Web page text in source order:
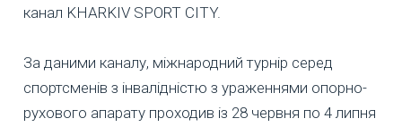
канал KHARKIV SPORT CITY.
За даними каналу, міжнародний турнір серед
спортсменів з інвалідністю з ураженнями опорно-
рухового апарату проходив із 28 червня по 4 липня